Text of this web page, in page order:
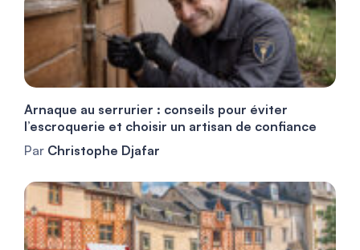
Arnaque au serrurier : conseils pour éviter
l’escroquerie et choisir un artisan de confiance
Par Christophe Djafar